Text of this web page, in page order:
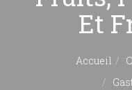
Et
Accueil